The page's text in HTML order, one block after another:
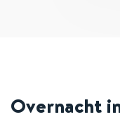
Overnacht